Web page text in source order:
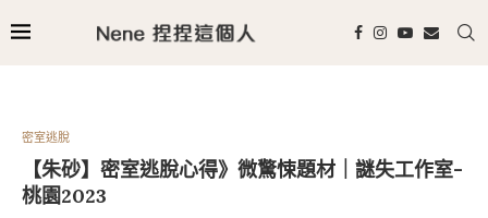
密室逃脫
【朱砂】密室逃脫心得》微驚悚題材｜謎失工作室-
桃園2023